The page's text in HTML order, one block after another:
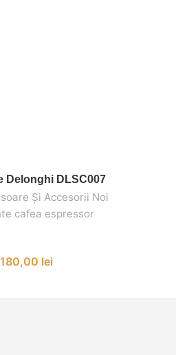
ÎN COȘ
Delonghi DLSC007
Și Accesorii Noi
cafea espressor
180,00 lei